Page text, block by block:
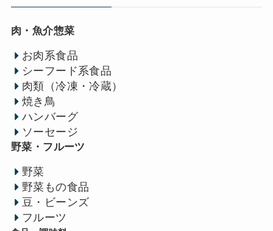
肉・魚介惣菜
お肉系食品
シーフード系食品
肉類（冷凍・冷蔵）
焼き鳥
ハンバーグ
ソーセージ
野菜・フルーツ
野菜
野菜もの食品
豆・ビーンズ
フルーツ